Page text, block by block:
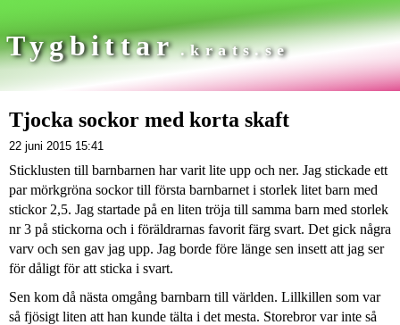
Tygbittar .krats.se
Tjocka sockor med korta skaft
22 juni 2015 15:41
Sticklusten till barnbarnen har varit lite upp och ner. Jag stickade ett
par mörkgröna sockor till första barnbarnet i storlek litet barn med
stickor 2,5. Jag startade på en liten tröja till samma barn med storlek
nr 3 på stickorna och i föräldrarnas favorit färg svart. Det gick några
varv och sen gav jag upp. Jag borde före länge sen insett att jag ser
för dåligt för att sticka i svart.
Sen kom då nästa omgång barnbarn till världen. Lillkillen som var
så fjösigt liten att han kunde tälta i det mesta. Storebror var inte så